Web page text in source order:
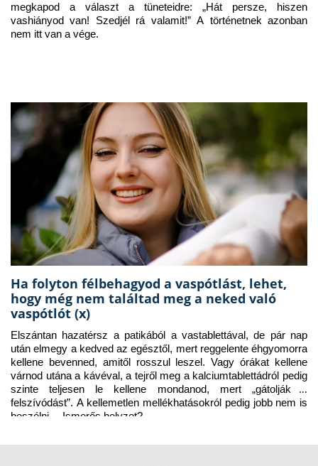
megkapod a választ a tüneteidre: „Hát persze, hiszen
vashiányod van! Szedjél rá valamit!” A történetnek azonban
nem itt van a vége.
Ha folyton félbehagyod a vaspótlást, lehet,
hogy még nem találtad meg a neked való
vaspótlót (x)
Elszántan hazatérsz a patikából a vastablettával, de pár nap
után elmegy a kedved az egésztől, mert reggelente éhgyomorra
kellene bevenned, amitől rosszul leszel. Vagy órákat kellene
várnod utána a kávéval, a tejről meg a kalciumtablettádról pedig
szinte teljesen le kellene mondanod, mert „gátolják a
felszívódást”. A kellemetlen mellékhatásokról pedig jobb nem is
beszélni… Ismerős helyzet?